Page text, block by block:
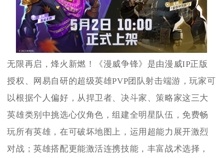
无限再启，烽火新燃！《漫威争锋》是由漫威IP正版
授权、网易自研的超级英雄PVP团队射击端游，玩家可
以根据个人偏好，从捍卫者、决斗家、策略家这三大
英雄类别中挑选心仪角色，组建全明星队伍，免费畅
玩所有英雄，在可破坏地图上，运用超能力展开激烈
对战；英雄搭配更能激活连携技能，丰富战术选择，